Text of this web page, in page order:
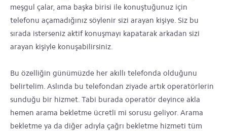
meşgul çalar, ama başka birisi ile konuştuğunuz için
telefonu açamadığınız söylenir sizi arayan kişiye. Siz bu
sırada isterseniz aktif konuşmayı kapatarak arkadan sizi
arayan kişiyle konuşabilirsiniz.
Bu özelliğin günümüzde her akıllı telefonda olduğunu
belirtelim. Aslında bu telefondan ziyade artık operatörlerin
sunduğu bir hizmet. Tabi burada operatör deyince akla
hemen arama bekletme ücretli mi sorusu geliyor. Arama
bekletme ya da diğer adıyla çağrı bekletme hizmeti tüm